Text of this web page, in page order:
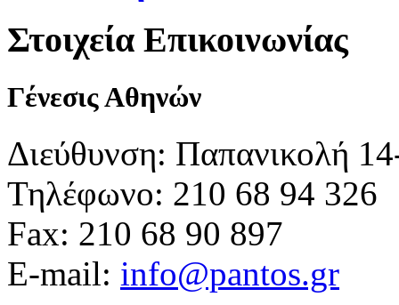
Στοιχεία Επικοινωνίας
Γένεσις Αθηνών
Διεύθυνση: Παπανικολή
Τηλέφωνο: 210 68 94 326
Fax: 210 68 90 897
E-mail: info@pantos.gr